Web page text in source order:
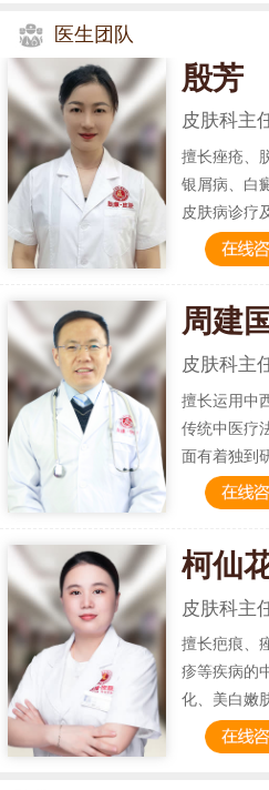
医生团队
殷芳
皮肤科主
擅长痤疮、
银屑病、白
皮肤病诊疗
周建国
皮肤科主
擅长运用中
传统中医疗
面有着独到
柯仙
皮肤科主
擅长疤痕、
疹等疾病的
化、美白嫩